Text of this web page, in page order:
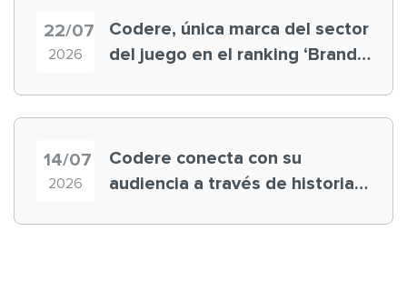
22/07
2026
Codere, única marca del sector
del juego en el ranking ‘Brand
14/07
2026
Codere conecta con su
audiencia a través de historias